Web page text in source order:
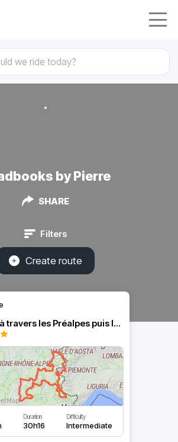
by Pierre
SHARE
Filters
Create route
Roadtrip à travers les Préalpes puis les Alpes avec offroad
Duration
30h16
Difficulty
Intermediate